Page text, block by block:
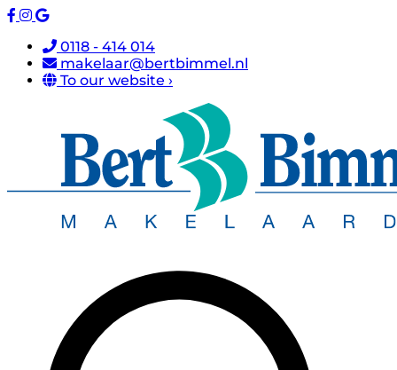
0118 - 414 014
makelaar@bertbimmel.nl
To our website ›